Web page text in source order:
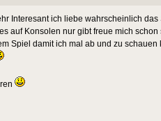
Interesant ich liebe wahrscheinlich
auf Konsolen nur gibt freue mich
Spiel damit ich mal ab und zu